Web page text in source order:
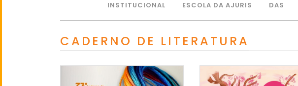
INSTITUCIONAL ESCOLA DA AJURIS DAS
CADERNO DE LITERATURA